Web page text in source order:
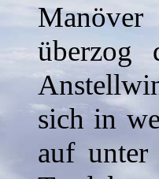
überzog
sich in
auf unter